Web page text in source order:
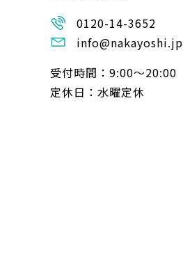
0120-14-3652
info@nakayoshi.jp
受付時間：9:00〜20:00
定休日：水曜定休